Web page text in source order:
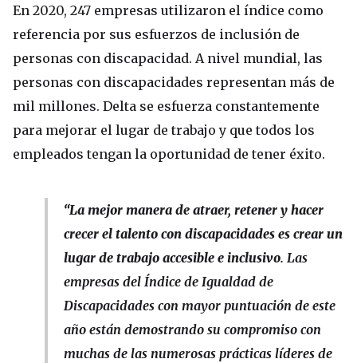
En 2020, 247 empresas utilizaron el índice como
referencia por sus esfuerzos de inclusión de
personas con discapacidad. A nivel mundial, las
personas con discapacidades representan más de
mil millones. Delta se esfuerza constantemente
para mejorar el lugar de trabajo y que todos los
empleados tengan la oportunidad de tener éxito.
“La mejor manera de atraer, retener y hacer
crecer el talento con discapacidades es crear un
lugar de trabajo accesible e inclusivo. Las
empresas del Índice de Igualdad de
Discapacidades con mayor puntuación de este
año están demostrando su compromiso con
muchas de las numerosas prácticas líderes de